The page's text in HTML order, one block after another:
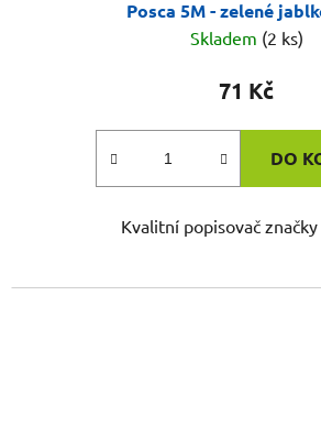
Posca 5M - zelené
Skladem (2 ks)
71 Kč
DO
Kvalitní popisovač značky